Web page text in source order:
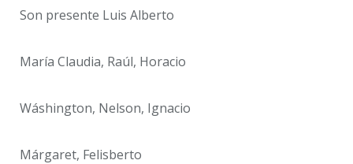
Son presente Luis Alberto
María Claudia, Raúl, Horacio
Wáshington, Nelson, Ignacio
Márgaret, Felisberto